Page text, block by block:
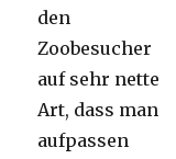
den
Zoobesucher
auf sehr nette
Art, dass man
aufpassen